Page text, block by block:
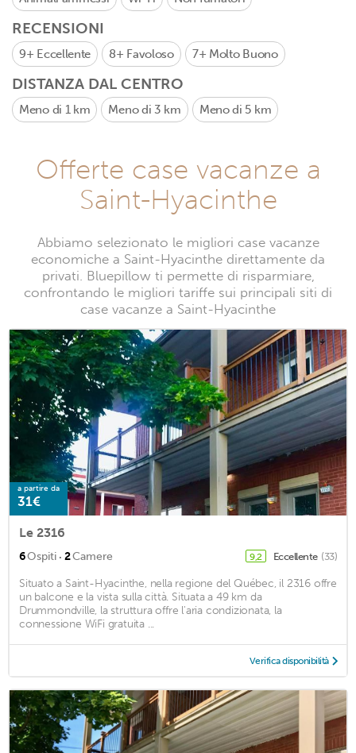
RECENSIONI
9+ Eccellente 8+ Favoloso 7+ Molto Buono
DISTANZA DAL CENTRO
Meno di 1 km Meno di 3 km Meno di 5 km
Offerte case vacanze a
Saint-Hyacinthe
Abbiamo selezionato le migliori case vacanze
economiche a Saint-Hyacinthe direttamente da
privati. Bluepillow ti permette di risparmiare,
confrontando le migliori tariffe sui principali siti di
case vacanze a Saint-Hyacinthe
a partire da
31€
Le 2316
6Ospiti · 2Camere 9,2 Eccellente (33)
Situato a Saint-Hyacinthe, nella regione del Québec, il 2316 offre
un balcone e la vista sulla città. Situata a 49 km da
Drummondville, la struttura offre l'aria condizionata, la
connessione WiFi gratuita ...
Verifica disponibilità